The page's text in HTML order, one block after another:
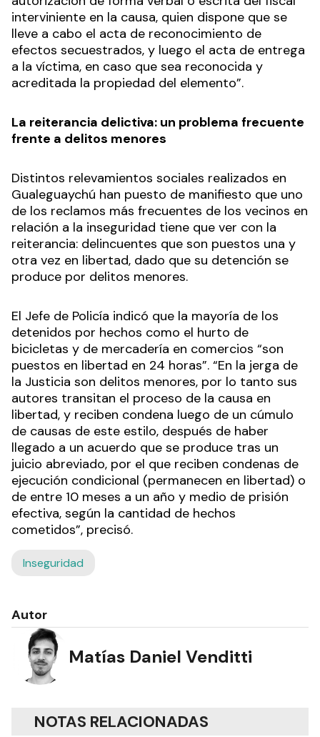
interviniente en la causa, quien dispone que se
lleve a cabo el acta de reconocimiento de
efectos secuestrados, y luego el acta de entrega
a la víctima, en caso que sea reconocida y
acreditada la propiedad del elemento”.
La reiterancia delictiva: un problema frecuente
frente a delitos menores
Distintos relevamientos sociales realizados en
Gualeguaychú han puesto de manifiesto que uno
de los reclamos más frecuentes de los vecinos en
relación a la inseguridad tiene que ver con la
reiterancia: delincuentes que son puestos una y
otra vez en libertad, dado que su detención se
produce por delitos menores.
El Jefe de Policía indicó que la mayoría de los
detenidos por hechos como el hurto de
bicicletas y de mercadería en comercios “son
puestos en libertad en 24 horas”. “En la jerga de
la Justicia son delitos menores, por lo tanto sus
autores transitan el proceso de la causa en
libertad, y reciben condena luego de un cúmulo
de causas de este estilo, después de haber
llegado a un acuerdo que se produce tras un
juicio abreviado, por el que reciben condenas de
ejecución condicional (permanecen en libertad) o
de entre 10 meses a un año y medio de prisión
efectiva, según la cantidad de hechos
cometidos”, precisó.
Inseguridad
Autor
Matías Daniel Venditti
NOTAS RELACIONADAS